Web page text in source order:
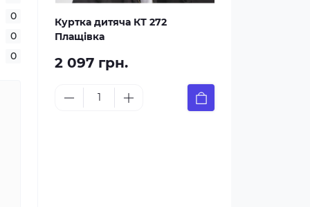
0
0
0
Куртка дитяча КТ 272
Плащівка
2 097 грн.